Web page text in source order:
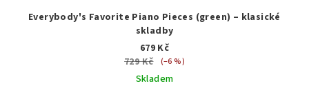
Everybody's Favorite Piano Pieces (green) – klasické
skladby
679 Kč
729 Kč
(–6 %)
Skladem